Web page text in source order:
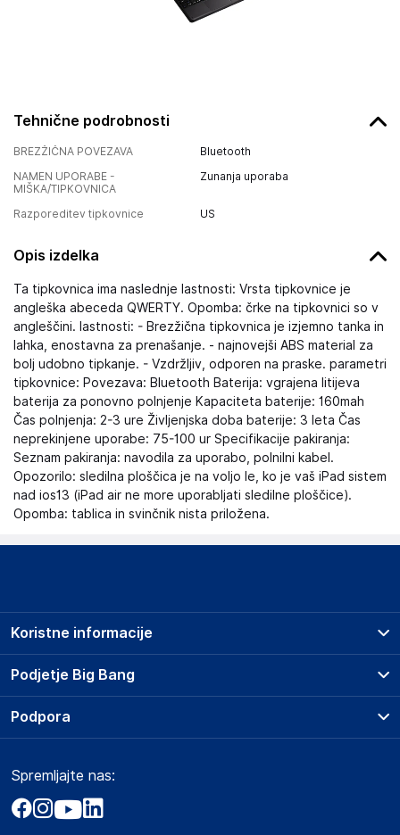
Tehnične podrobnosti
BREZŽIČNA POVEZAVA
Bluetooth
NAMEN UPORABE -
MIŠKA/TIPKOVNICA
Zunanja uporaba
Razporeditev tipkovnice US
Opis izdelka
Ta tipkovnica ima naslednje lastnosti: Vrsta tipkovnice je
angleška abeceda QWERTY. Opomba: črke na tipkovnici so v
angleščini. lastnosti: - Brezžična tipkovnica je izjemno tanka in
lahka, enostavna za prenašanje. - najnovejši ABS material za
bolj udobno tipkanje. - Vzdržljiv, odporen na praske. parametri
tipkovnice: Povezava: Bluetooth Baterija: vgrajena litijeva
baterija za ponovno polnjenje Kapaciteta baterije: 160mah
Čas polnjenja: 2-3 ure Življenjska doba baterije: 3 leta Čas
neprekinjene uporabe: 75-100 ur Specifikacije pakiranja:
Seznam pakiranja: navodila za uporabo, polnilni kabel.
Opozorilo: sledilna ploščica je na voljo le, ko je vaš iPad sistem
nad ios13 (iPad air ne more uporabljati sledilne ploščice).
Opomba: tablica in svinčnik nista priložena.
Podjetje Big Bang
O podjetju
Obvestila za javnost
Akt o digitalnih storitvah
Koristne informacije
Prodajna mesta
Storitve
Dostava, vnos in odvoz
Zavarovanje izdelkov
Podpora
Marketplace
Kako oddati naročilo?
Spremljajte nas: